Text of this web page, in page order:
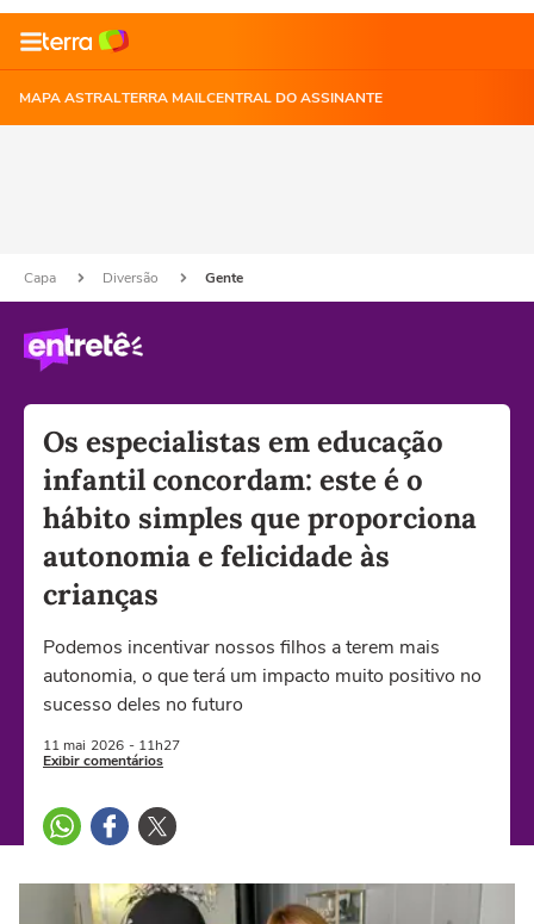
MAPA ASTRALTERRA MAILCENTRAL DO ASSINANTE
Capa Diversão Gente
Os especialistas em educação
infantil concordam: este é o
hábito simples que proporciona
autonomia e felicidade às
crianças
Podemos incentivar nossos filhos a terem mais
autonomia, o que terá um impacto muito positivo no
sucesso deles no futuro
11 mai 2026 - 11h27
Exibir comentários